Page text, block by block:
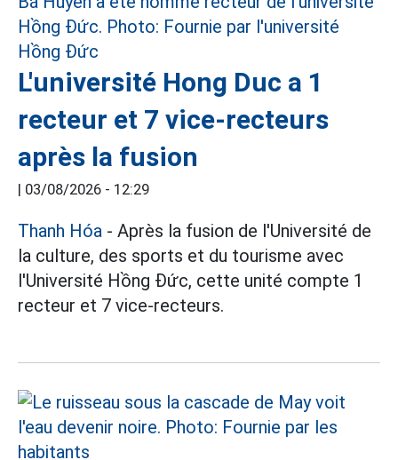
L'université Hong Duc a 1
recteur et 7 vice-recteurs
après la fusion
| 03/08/2026 - 12:29
Thanh Hóa - Après la fusion de l'Université de
la culture, des sports et du tourisme avec
l'Université Hồng Đức, cette unité compte 1
recteur et 7 vice-recteurs.